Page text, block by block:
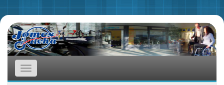
Toggle
navigation